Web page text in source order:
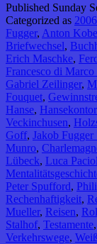
Published Sunday
Categorized as
Fugger, Anton
Briefwechsel,
Erich Maschke,
Francesco di
Gabriel Zeilinger,
Fouquet,
Hanse,
Veckinchusen,
Goff, Jakob
Munro,
Lübeck, Luca
Peter Spufford,
Rechenhaftigkeit,
Mueller, Reisen,
Stalhof, Testamente,
Verkehrswege,